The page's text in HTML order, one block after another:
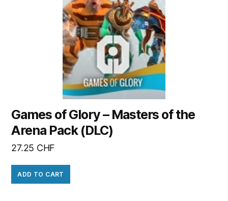
Games of Glory – Masters of the
Arena Pack (DLC)
27.25 CHF
ADD TO CART